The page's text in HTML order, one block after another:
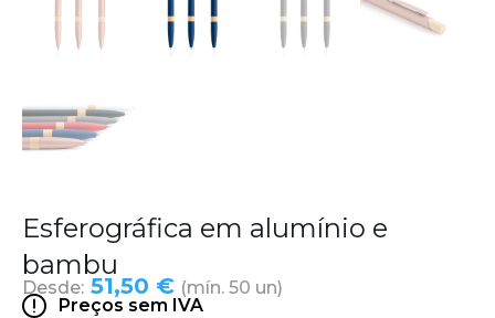
Esferográfica em alumínio e
bambu
Desde: 51,50 € (mín. 50 un)
Preços sem IVA